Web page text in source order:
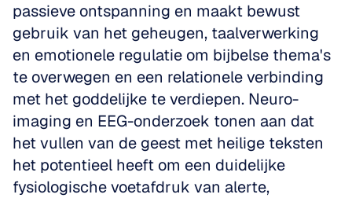
passieve ontspanning en maakt bewust
gebruik van het geheugen, taalverwerking
en emotionele regulatie om bijbelse thema's
te overwegen en een relationele verbinding
met het goddelijke te verdiepen. Neuro-
imaging en EEG-onderzoek tonen aan dat
het vullen van de geest met heilige teksten
het potentieel heeft om een duidelijke
fysiologische voetafdruk van alerte,